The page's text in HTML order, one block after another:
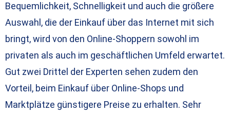
Bequemlichkeit, Schnelligkeit und auch die größere
Auswahl, die der Einkauf über das Internet mit sich
bringt, wird von den Online-Shoppern sowohl im
privaten als auch im geschäftlichen Umfeld erwartet.
Gut zwei Drittel der Experten sehen zudem den
Vorteil, beim Einkauf über Online-Shops und
Marktplätze günstigere Preise zu erhalten. Sehr